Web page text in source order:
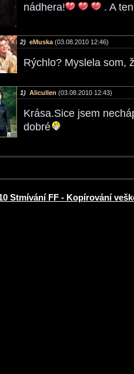
nádhera!
. A
2) eMuska (03.08.2010 12:46)
Rýchlo? Myslela som,
1) Alicullen (03.08.2010 12:43)
Krása.Sice jsem
dobré
Stmívání FF - Kopírování